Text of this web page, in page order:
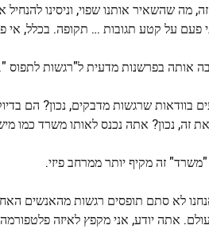
מה שהשאיר אותנו שפוי, וניסינו
פעם על קטע תגובות … תקופה. בכלל, אי
אותה בפרשנות מדעית ל"רגשות לתפוס ".
בוודאות שרגשות מדבקים, נכון? הם
זה, נכון? אתה נכנס לאותו משרד כמו
זה מקיף יותר ממרחב פיזי.
לא סתם תופסים רגשות מהאנשים
אתה יודע, אני מקפץ לאיזה